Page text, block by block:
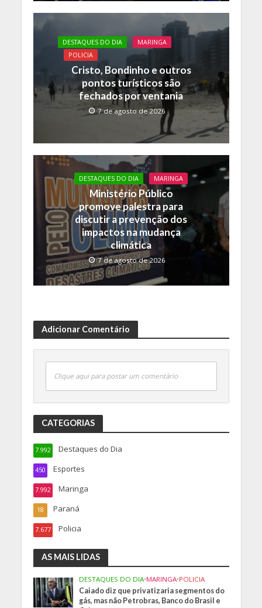
DESTAQUES DO DIA
MARINGA
POLICIA
Cristo, Bondinho e outros
pontos turísticos são
fechados por ventania
7 de agosto de 2026
DESTAQUES DO DIA MARINGA
Ministério Público
promove palestra para
discutir a prevenção dos
impactos na mudança
climática
7 de agosto de 2026
Adicionar Comentário
Clique aqui para postar um comentário
CATEGORIAS
Destaques do Dia
7.992
Esportes
450
Maringa
7.992
Paraná
18
Policia
7.677
AS MAIS LIDAS
DESTAQUES DO DIA•MARINGA•POLICIA
Caiado diz que privatizaria segmentos do
gás, mas não Petrobras, Banco do Brasil e